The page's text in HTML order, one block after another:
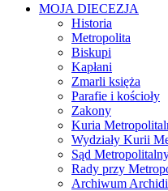
MOJA DIECEZJA
Historia
Metropolita
Biskupi
Kapłani
Zmarli księża
Parafie i kościoły
Zakony
Kuria
Wydziały Kurii
Sąd
Rady przy
Archiwum